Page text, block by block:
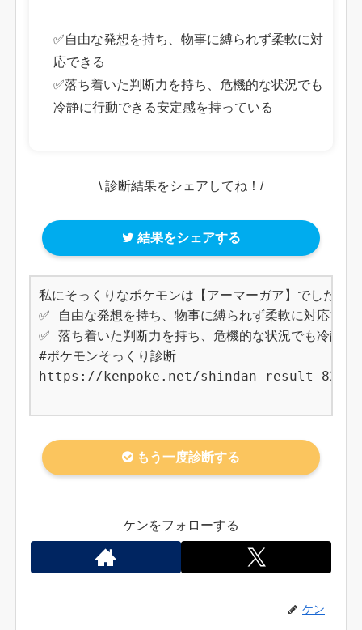
✅自由な発想を持ち、物事に縛られず柔軟に対
応できる
✅落ち着いた判断力を持ち、危機的な状況でも
冷静に行動できる安定感を持っている
\ 診断結果をシェアしてね！/
結果をシェアする
私にそっくりなポケモンは【アーマーガア】でした！
✅ 自由な発想を持ち、物事に縛られず柔軟に対応でき
✅ 落ち着いた判断力を持ち、危機的な状況でも冷静に
#ポケモンそっくり診断
https://kenpoke.net/shindan-result-823
もう一度診断する
ケンをフォローする
ケン